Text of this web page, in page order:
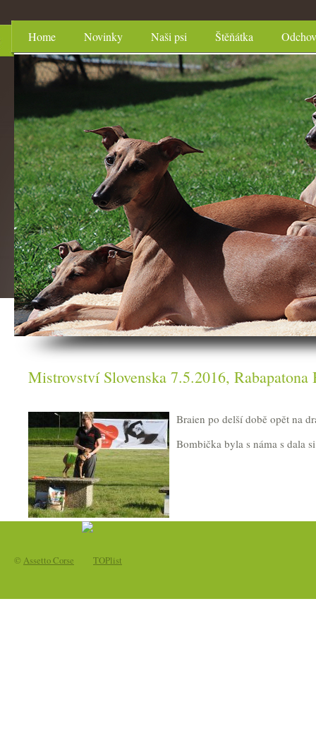
Home Novinky Naši psi Štěňátka
Mistrovství Slovenska 7.5.2016, Rabapatona
Braien po delší době opět na
Bombička byla s náma s dala
© Assetto Corse